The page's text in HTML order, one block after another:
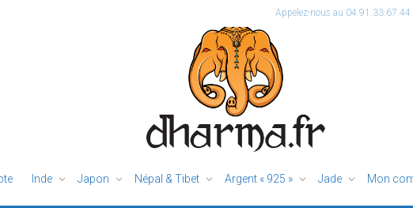
Appelez-nous au
Inde Japon Népal & Tibet Argent « 925 » Jade Mon